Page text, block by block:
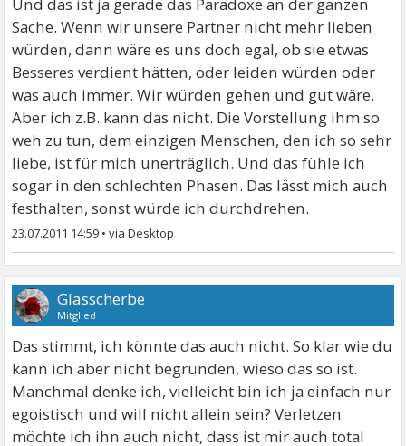
Sache. Wenn wir unsere Partner nicht mehr lieben
würden, dann wäre es uns doch egal, ob sie etwas
Besseres verdient hätten, oder leiden würden oder
was auch immer. Wir würden gehen und gut wäre.
Aber ich z.B. kann das nicht. Die Vorstellung ihm so
weh zu tun, dem einzigen Menschen, den ich so sehr
liebe, ist für mich unerträglich. Und das fühle ich
sogar in den schlechten Phasen. Das lässt mich auch
festhalten, sonst würde ich durchdrehen.
23.07.2011 14:59 •
Glasscherbe
Mitglied
Das stimmt, ich könnte das auch nicht. So klar wie du
kann ich aber nicht begründen, wieso das so ist.
Manchmal denke ich, vielleicht bin ich ja einfach nur
egoistisch und will nicht allein sein? Verletzen
möchte ich ihn auch nicht, dass ist mir auch total